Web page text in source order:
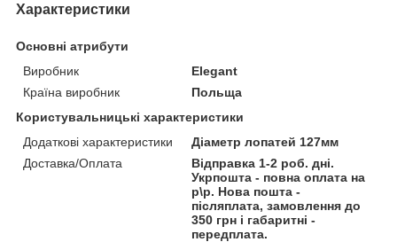
Характеристики
Основні атрибути
Виробник
Elegant
Країна виробник
Польща
Користувальницькі характеристики
Додаткові характеристики
Діаметр лопатей 127мм
Доставка/Оплата
Відправка 1-2 роб. дні.
Укрпошта - повна оплата на
р\р. Нова пошта -
післяплата, замовлення до
350 грн і габаритні -
передплата.